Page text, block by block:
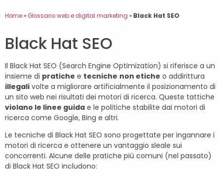
Home»Glossario web e digital marketing » Black Hat SEO
Black Hat SEO
Il Black Hat SEO (Search Engine Optimization) si riferisce a un
insieme di pratiche e tecniche non etiche o addirittura
illegali volte a migliorare artificialmente il posizionamento di
un sito web nei risultati dei motori di ricerca. Queste tattiche
violano le linee guida e le politiche stabilite dai motori di
ricerca come Google, Bing e altri.
Le tecniche di Black Hat SEO sono progettate per ingannare i
motori di ricerca e ottenere un vantaggio sleale sui
concorrenti. Alcune delle pratiche più comuni (nel passato)
di Black Hat SEO includono: